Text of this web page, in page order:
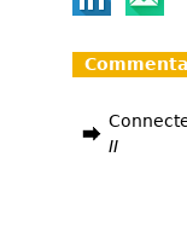
II